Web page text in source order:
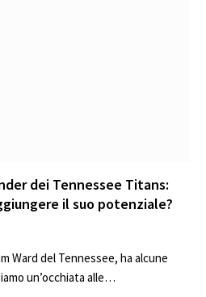
dei Tennessee Titans:
il suo potenziale?
Ward del Tennessee, ha alcune
un’occhiata alle…